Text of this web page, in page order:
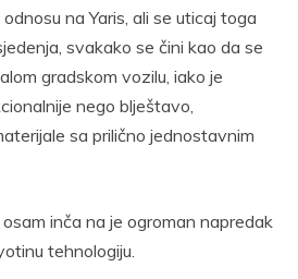
na Yaris, ali se uticaj toga
svakako se čini kao da se
gradskom vozilu, iako je
nego blještavo,
sa prilično jednostavnim
inča na je ogroman napredak
tehnologiju.